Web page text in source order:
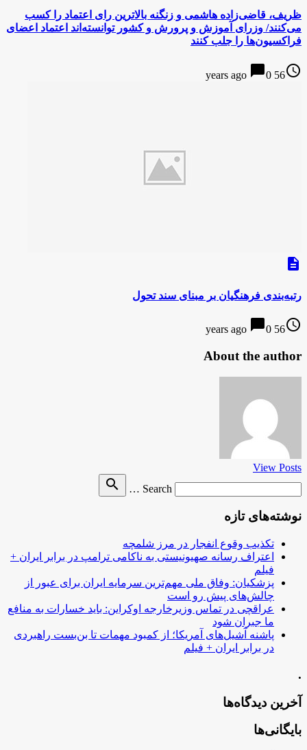
ظریف، قاضی‌زاده هاشمی و زنگنه بالاترین رای اعتماد را کسب
می‌کنند/ وزرای آموزش و پرورش و کشور توانسته‌اند اعتماد اعضای
فراکسیون‌ها را جلب کنند
access_time
56 years ago
chat_bubble0
description
رتبه‌بندی فرهنگیان بر مبنای سند تحول
access_time
56 years ago
chat_bubble0
About the author
View Posts
Search …
search
نوشته‌های تازه
تکذیب وقوع انفجار در مرز شلمچه
اعتراف رسانه صهیونیستی به ناکامی ترامپ در برابر ایران +
فیلم
پزشکیان: وفاق ملی مهم‌ترین سرمایه ایران برای عبور از
چالش‌های پیش رو است
عراقچی در تماس وزیرخارجه اوکراین: باید خسارات به منافع
ما جبران شود
پاشنه آشیل‌های آمریکا؛ از کمبود مهمات تا بن‌بست راهبردی
در برابر ایران + فیلم
.
آخرین دیدگاه‌ها
بایگانی‌ها